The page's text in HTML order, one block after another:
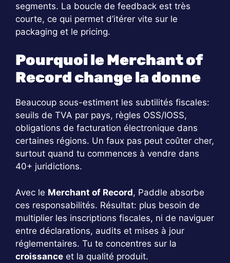
segments. La boucle de feedback est très
courte, ce qui permet d’itérer vite sur le
packaging et le pricing.
Pourquoi le Merchant of
Record change la donne
Beaucoup sous-estiment les subtilités fiscales:
seuils de TVA par pays, règles OSS/IOSS,
obligations de facturation électronique dans
certaines régions. Un faux pas peut coûter cher,
surtout quand tu commences à vendre dans
40+ juridictions.
Avec le Merchant of Record, Paddle absorbe
ces responsabilités. Résultat: plus besoin de
multiplier les inscriptions fiscales, ni de naviguer
entre déclarations, audits et mises à jour
réglementaires. Tu te concentres sur la
croissance et la qualité produit.